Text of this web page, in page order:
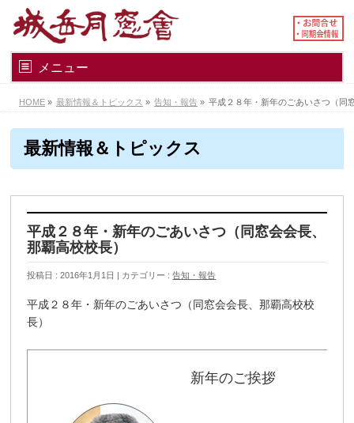
メニュー
HOME » 最新情報＆トピックス » 告知・報告 » 平成２８年・新年のごあいさつ（同
最新情報＆トピックス
平成２８年・新年のごあいさつ（同窓会会長、
那覇高校校長）
投稿日 : 2016年1月1日 カテゴリー :告知・報告
平成２８年・新年のごあいさつ（同窓会会長、那覇高校校
長）
新年のご挨拶